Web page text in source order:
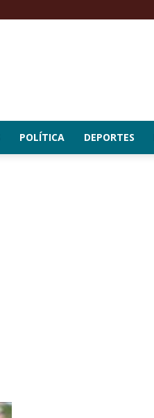
POLÍTICA DEPORTES